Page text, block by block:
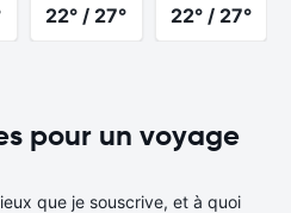
22° / 27° 22° / 27°
pour un voyage
que je souscrive, et à quoi